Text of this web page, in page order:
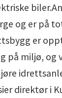
og er på
er
på miljø, og
direktør i